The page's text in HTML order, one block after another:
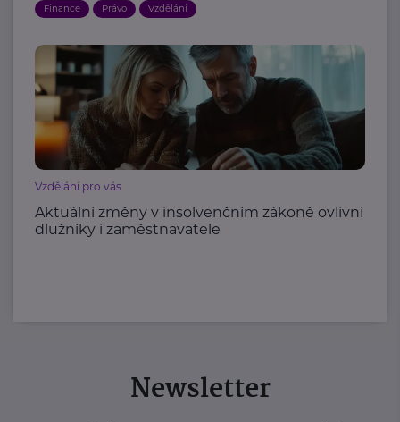
Finance Právo Vzdělání
Vzdělání pro vás
Aktuální změny v insolvenčním zákoně ovlivní
dlužníky i zaměstnavatele
Newsletter